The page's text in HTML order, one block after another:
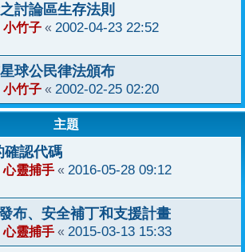
討論區生存法則
小竹子 « 2002-04-23 22:52
球公民律法頒布
小竹子 « 2002-02-25 02:20
主題
確認代碼
心靈捕手 « 2016-05-28 09:12
布、安全補丁和支援計畫
心靈捕手 « 2015-03-13 15:33